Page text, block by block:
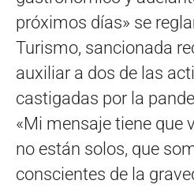
próximos días» se
Turismo, sancionada
auxiliar a dos de las
castigadas por la
«Mi mensaje tiene que
no están solos, que
conscientes de la